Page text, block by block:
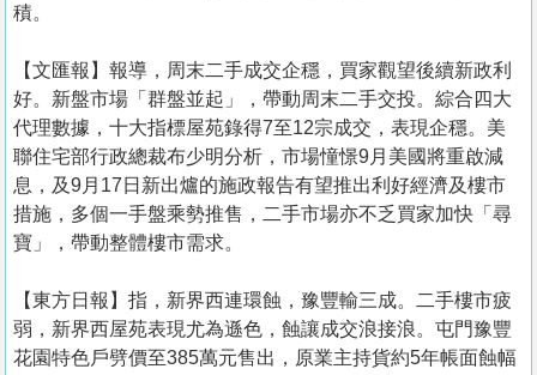
積。
【文匯報】報導，周末二手成交企穩，買家觀望後續新政利
好。新盤市場「群盤並起」，帶動周末二手交投。綜合四大
代理數據，十大指標屋苑錄得7至12宗成交，表現企穩。美
聯住宅部行政總裁布少明分析，市場憧憬9月美國將重啟減
息，及9月17日新出爐的施政報告有望推出利好經濟及樓市
措施，多個一手盤乘勢推售，二手市場亦不乏買家加快「尋
寶」，帶動整體樓市需求。
【東方日報】指，新界西連環蝕，豫豐輸三成。二手樓市疲
弱，新界西屋苑表現尤為遜色，蝕讓成交浪接浪。屯門豫豐
花園特色戶劈價至385萬元售出，原業主持貨約5年帳面蝕幅